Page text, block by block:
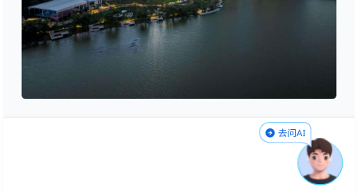
新建成的南岸公园3期夜景